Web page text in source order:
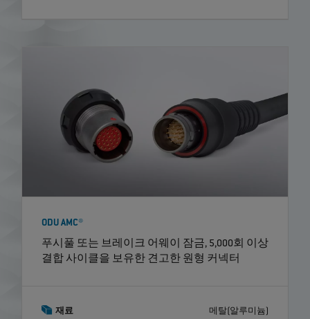
ODU AMC®
푸시풀 또는 브레이크 어웨이 잠금, 5,000회 이상
결합 사이클을 보유한 견고한 원형 커넥터
재료 메탈(알루미늄)